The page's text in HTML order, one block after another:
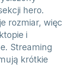
hero.
rozmiar, więc
i
Streaming
krótkie